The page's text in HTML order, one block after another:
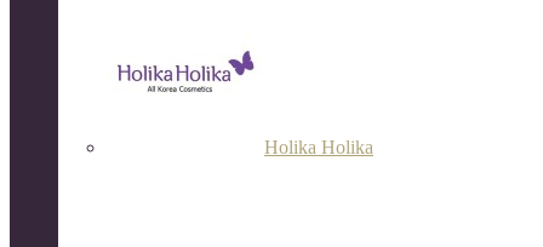
Holika Holika